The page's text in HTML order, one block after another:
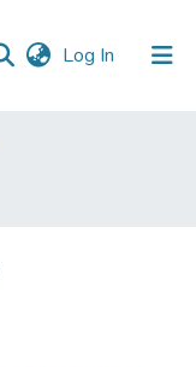
Log In (current)